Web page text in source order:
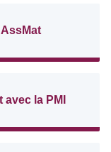
la PMI